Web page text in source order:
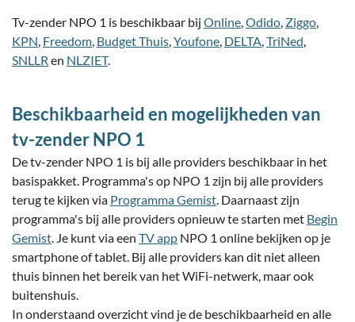
Tv-zender NPO 1 is beschikbaar bij Online,Odido, Ziggo,
KPN, Freedom, Budget Thuis,Youfone, DELTA,TriNed,
SNLLR en NLZIET.
Beschikbaarheid en mogelijkheden van
tv-zender NPO 1
De tv-zender NPO 1 is bij alle providers beschikbaar in het
basispakket. Programma's op NPO 1 zijn bij alle providers
terug te kijken via Programma Gemist. Daarnaast zijn
programma's bij alle providers opnieuw te starten met Begin
Gemist. Je kunt via een TV app NPO 1 online bekijken op je
smartphone of tablet. Bij alle providers kan dit niet alleen
thuis binnen het bereik van het WiFi-netwerk, maar ook
buitenshuis.
In onderstaand overzicht vind je de beschikbaarheid en alle